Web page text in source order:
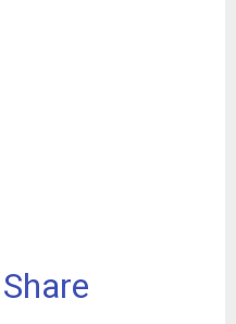
T
Share